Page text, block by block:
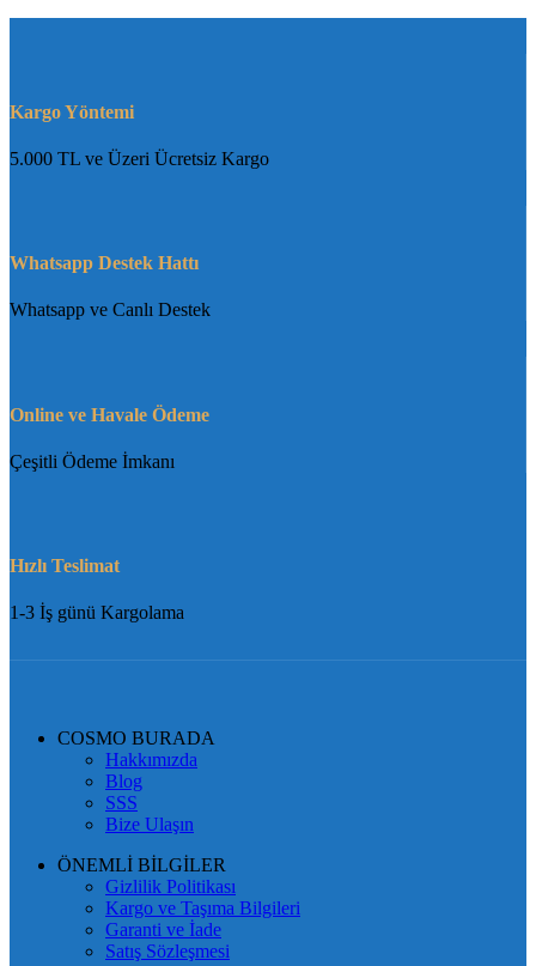
Kargo Yöntemi
5.000 TL ve Üzeri Ücretsiz Kargo
Whatsapp Destek Hattı
Whatsapp ve Canlı Destek
Online ve Havale Ödeme
Çeşitli Ödeme İmkanı
Hızlı Teslimat
1-3 İş günü Kargolama
COSMO BURADA
Hakkımızda
Blog
SSS
Bize Ulaşın
ÖNEMLİ BİLGİLER
Gizlilik Politikası
Kargo ve Taşıma Bilgileri
Garanti ve İade
Satış Sözleşmesi